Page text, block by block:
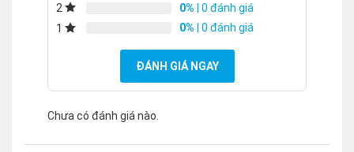
2
0% | 0 đánh giá
1
0% | 0 đánh giá
ĐÁNH GIÁ NGAY
Chưa có đánh giá nào.